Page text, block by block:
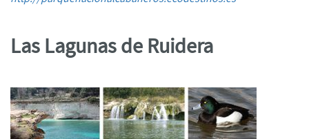
Las Lagunas de Ruidera